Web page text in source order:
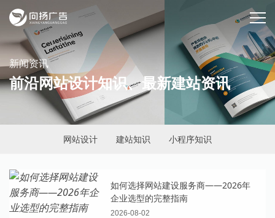
新闻资讯
前沿网站设计知识、最新建站资讯
网站设计 建站知识 小程序知识
如何选择网站建设服务商——2026年
企业选型的完整指南
2026-08-02